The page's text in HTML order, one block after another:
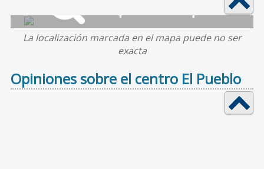
La localización marcada en el mapa puede no ser
exacta
Opiniones sobre el centro El Pueblo